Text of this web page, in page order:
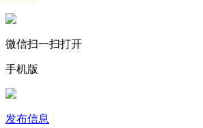
微信扫一扫打开
手机版
发布信息